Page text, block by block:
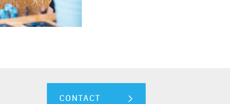
CONTACT